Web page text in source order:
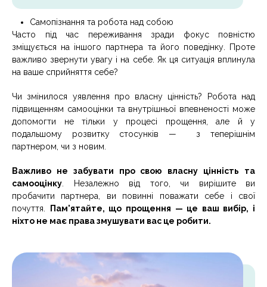
Самопізнання та робота над собою
Часто під час переживання зради фокус повністю
зміщується на іншого партнера та його поведінку. Проте
важливо звернути увагу і на себе. Як ця ситуація вплинула
на ваше сприйняття себе?
Чи змінилося уявлення про власну цінність? Робота над
підвищенням самооцінки та внутрішньої впевненості може
допомогти не тільки у процесі прощення, але й у
подальшому розвитку стосунків — з теперішнім
партнером, чи з новим.
Важливо не забувати про свою власну цінність та
самооцінку . Незалежно від того, чи вирішите ви
пробачити партнера, ви повинні поважати себе і свої
почуття.
Пам'ятайте, що прощення — це ваш вибір, і
ніхто не має права змушувати вас це робити.